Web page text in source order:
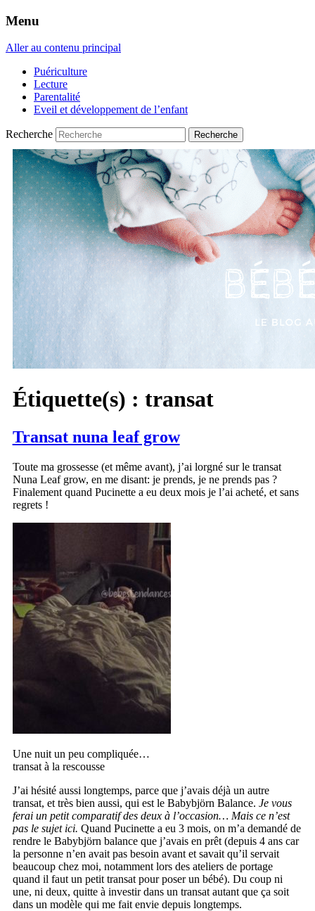
Menu
Aller au contenu principal
Puériculture
Lecture
Parentalité
Eveil et développement de l’enfant
Recherche
Étiquette(s) : transat
Transat nuna leaf grow
Toute ma grossesse (et même avant), j’ai lorgné sur le transat
Nuna Leaf grow, en me disant: je prends, je ne prends pas ?
Finalement quand Pucinette a eu deux mois je l’ai acheté, et sans
regrets !
Une nuit un peu compliquée…
transat à la rescousse
J’ai hésité aussi longtemps, parce que j’avais déjà un autre
transat, et très bien aussi, qui est le Babybjörn Balance. Je vous
ferai un petit comparatif des deux à l’occasion… Mais ce n’est
pas le sujet ici. Quand Pucinette a eu 3 mois, on m’a demandé de
rendre le Babybjörn balance que j’avais en prêt (depuis 4 ans car
la personne n’en avait pas besoin avant et savait qu’il servait
beaucoup chez moi, notamment lors des ateliers de portage
quand il faut un petit transat pour poser un bébé). Du coup ni
une, ni deux, quitte à investir dans un transat autant que ça soit
dans un modèle qui me fait envie depuis longtemps.